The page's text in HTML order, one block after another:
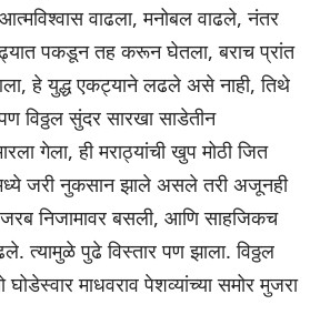
वाढला, मनोबल वाढले, नंतर
वेढ्यात पकडून तह करून घेतला, बराच प्रांत
हे युद्ध एकट्याने लढले असे नाही, तिथे
सुंदर सारखा साडेतीन
गेला, ही मराठ्यांची खुप मोठी जित
मध्ये जरी नुकसान झाले असले तरी अजूनही
निजामावर बसली, आणि साहजिकच
त्यामुळे पुढे विस्तार पण झाला. विठ्ठल
माधवराव पेशव्यांच्या समोर मुजरा